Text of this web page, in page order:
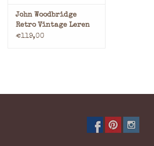
John Woodbridge
Retro Vintage Leren
Voetbal 1950
€119,00